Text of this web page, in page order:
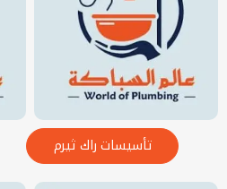
تأسيسات راك ثيرم